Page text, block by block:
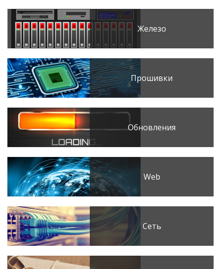
Железо
Прошивки
Обновления
Web
Сеть